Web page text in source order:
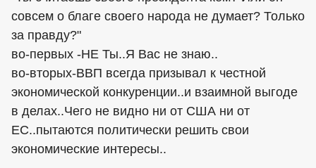
совсем о благе своего народа не думает? Только
за правду?"
во-первых -НЕ Ты..Я Вас не знаю..
во-вторых-ВВП всегда призывал к честной
экономической конкуренции..и взаимной выгоде
в делах..Чего не видно ни от США ни от
ЕС..пытаются политически решить свои
экономические интересы..